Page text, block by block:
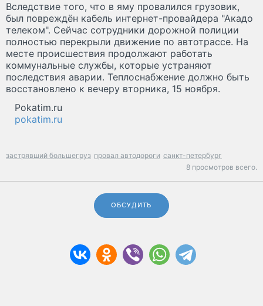
Вследствие того, что в яму провалился грузовик,
был повреждён кабель интернет-провайдера "Акадо
телеком". Сейчас сотрудники дорожной полиции
полностью перекрыли движение по автотрассе. На
месте происшествия продолжают работать
коммунальные службы, которые устраняют
последствия аварии. Теплоснабжение должно быть
восстановлено к вечеру вторника, 15 ноября.
Pokatim.ru
pokatim.ru
застрявший большегруз провал автодороги санкт-петербург
8 просмотров всего.
ОБСУДИТЬ